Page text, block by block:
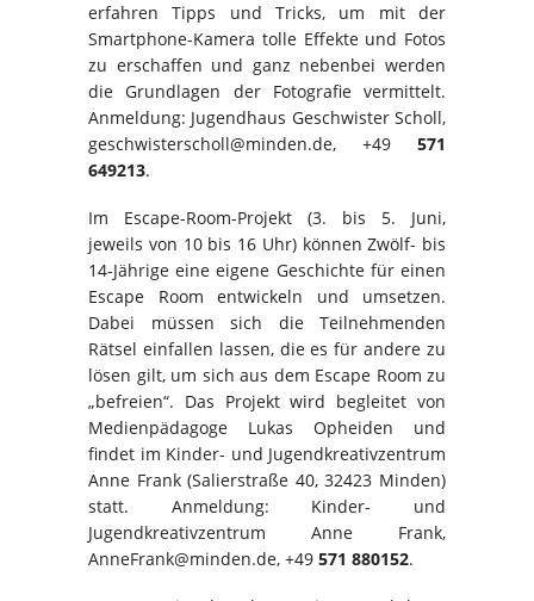
erfahren Tipps und Tricks, um mit der
Smartphone-Kamera tolle Effekte und Fotos
zu erschaffen und ganz nebenbei werden
die Grundlagen der Fotografie vermittelt.
Anmeldung: Jugendhaus Geschwister Scholl,
geschwisterscholl@minden.de, +49 571
649213.
Im Escape-Room-Projekt (3. bis 5. Juni,
jeweils von 10 bis 16 Uhr) können Zwölf- bis
14-Jährige eine eigene Geschichte für einen
Escape Room entwickeln und umsetzen.
Dabei müssen sich die Teilnehmenden
Rätsel einfallen lassen, die es für andere zu
lösen gilt, um sich aus dem Escape Room zu
„befreien“. Das Projekt wird begleitet von
Medienpädagoge Lukas Opheiden und
findet im Kinder- und Jugendkreativzentrum
Anne Frank (Salierstraße 40, 32423 Minden)
statt. Anmeldung: Kinder- und
Jugendkreativzentrum Anne Frank,
AnneFrank@minden.de, +49 571 880152.